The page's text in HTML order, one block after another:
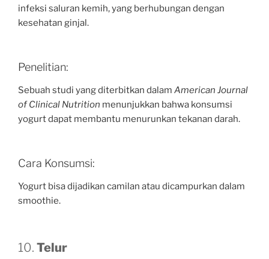
infeksi saluran kemih, yang berhubungan dengan
kesehatan ginjal.
Penelitian:
Sebuah studi yang diterbitkan dalam American Journal
of Clinical Nutrition menunjukkan bahwa konsumsi
yogurt dapat membantu menurunkan tekanan darah.
Cara Konsumsi:
Yogurt bisa dijadikan camilan atau dicampurkan dalam
smoothie.
10. Telur